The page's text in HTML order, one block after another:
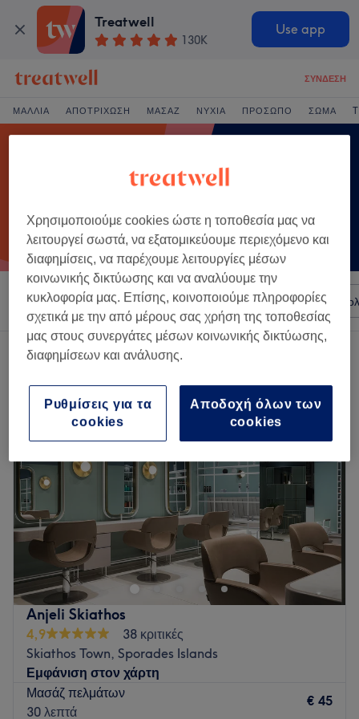
Treatwell
130K
Use app
ΣΎΝΔΕΣΗ
ΜΑΛΛΙΆ ΑΠΟΤΡΊΧΩΣΗ ΜΑΣΆΖ ΝΎΧΙΑ ΠΡΌΣΩΠΟ ΣΏΜΑ
Ταξινόμηση κατά Σαλόνια Άμεσες Προσφορές
Ένα κατάστημα που προσφέρει:
μασάζ ποδιών σε Skiathos, Sporades Islands
Anjeli Skiathos
4,9
38 κριτικές
Skiathos Town, Sporades Islands
Εμφάνιση στον χάρτη
Μασάζ πελμάτων
30 λεπτά
€ 45
Χρησιμοποιούμε cookies ώστε η τοποθεσία μας να
λειτουργεί σωστά, να εξατομικεύουμε περιεχόμενο και
διαφημίσεις, να παρέχουμε λειτουργίες μέσων
κοινωνικής δικτύωσης και να αναλύουμε την
κυκλοφορία μας. Επίσης, κοινοποιούμε πληροφορίες
σχετικά με την από μέρους σας χρήση της τοποθεσίας
μας στους συνεργάτες μέσων κοινωνικής δικτύωσης,
διαφημίσεων και ανάλυσης.
Αποδοχή όλων των
cookies
Ρυθμίσεις για τα
cookies